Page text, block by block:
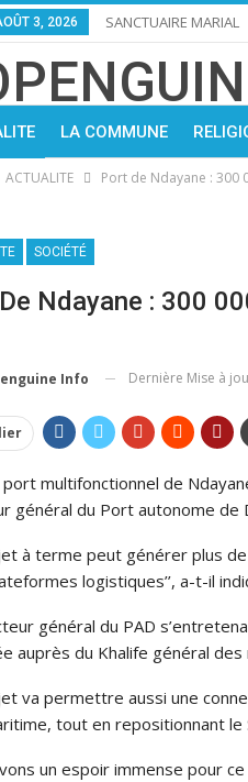
3, 2026 SANCTUAIRE MARIAL
LA COMMUNE
ACTUALITE Port de Ndayane : 300
SOCIÉTÉ
Ndayane : 300
Info Dernière Mise à
multifonctionnel de
général du Port autonome de
à terme peut générer plus
logistiques’’, a-t-il
général du PAD
auprès du Khalife général
va permettre aussi une
tout en repositionnant le
un espoir immense pour